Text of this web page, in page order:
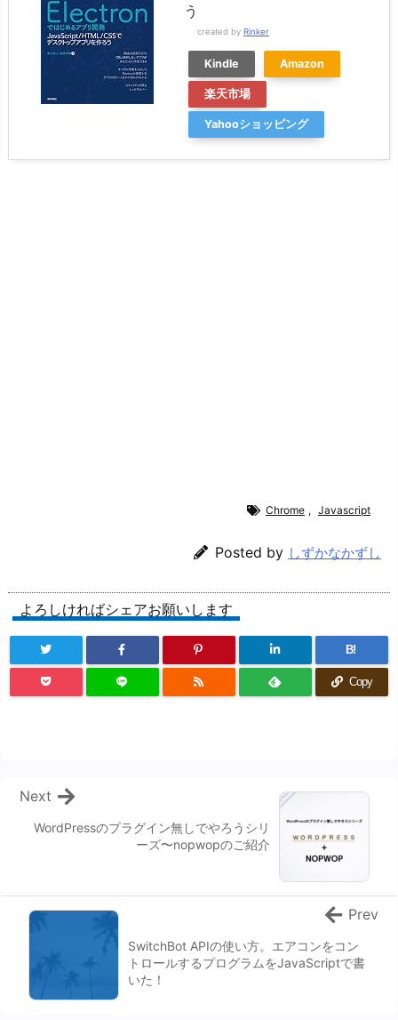
う
created by Rinker
Kindle Amazon
楽天市場
Yahooショッピング
Chrome , Javascript
Posted by しずかなかずし
よろしければシェアお願いします
B!
Copy
WordPressのプラグイン無しでやろうシリ
ーズ〜nopwopのご紹介
Next
SwitchBot APIの使い方。エアコンをコン
トロールするプログラムをJavaScriptで書
いた！
Prev